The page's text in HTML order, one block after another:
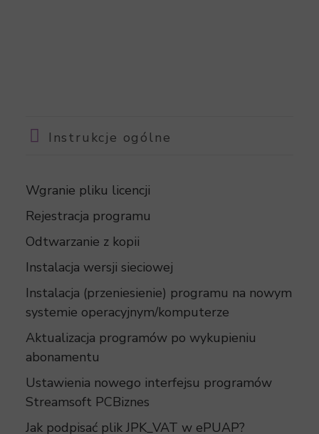
Instrukcje ogólne
Wgranie pliku licencji
Rejestracja programu
Odtwarzanie z kopii
Instalacja wersji sieciowej
Instalacja (przeniesienie) programu na nowym
systemie operacyjnym/komputerze
Aktualizacja programów po wykupieniu
abonamentu
Ustawienia nowego interfejsu programów
Streamsoft PCBiznes
Jak podpisać plik JPK_VAT w ePUAP?